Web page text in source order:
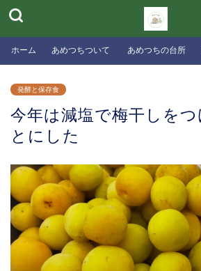
ホーム あめつちついて あめつちの台所
発酵と保存食
今年は減塩で梅干しをつ
とにした